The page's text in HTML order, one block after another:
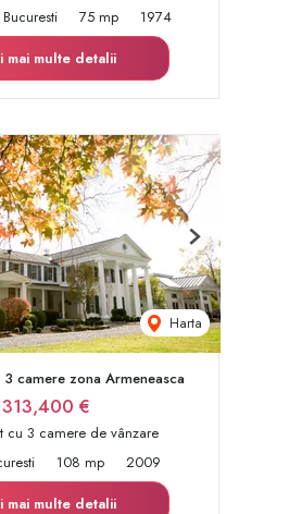
75 mp
1974
mai multe detalii
Harta
Next
camere zona Armeneasca
313,400 €
cu 3 camere de vânzare
108 mp
2009
mai multe detalii